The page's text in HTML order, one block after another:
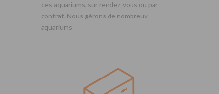
des aquariums, sur rendez-vous ou par
contrat. Nous gérons de nombreux
aquariums